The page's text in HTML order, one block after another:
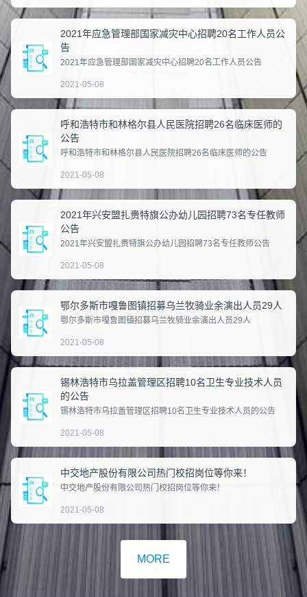
2021年应急管理部国家减灾中心招聘20名工作人员公
告
2021年应急管理部国家减灾中心招聘20名工作人员公告​‍
2021-05-08
呼和浩特市和林格尔县人民医院招聘26名临床医师的
公告
呼和浩特市和林格尔县人民医院招聘26名临床医师的公告​‍
2021-05-08
2021年兴安盟扎赉特旗公办幼儿园招聘73名专任教师
公告
2021年兴安盟扎赉特旗公办幼儿园招聘73名专任教师公告​‍
2021-05-08
鄂尔多斯市嘎鲁图镇招募乌兰牧骑业余演出人员29人
​​鄂尔多斯市嘎鲁图镇招募乌兰牧骑业余演出人员29人‍
2021-05-08
锡林浩特市乌拉盖管理区招聘10名卫生专业技术人员
的公告
锡林浩特市乌拉盖管理区招聘10名卫生专业技术人员的公告​‍
2021-05-08
中交地产股份有限公司热门校招岗位等你来！
中交地产股份有限公司热门校招岗位等你来！​
2021-05-08
MORE